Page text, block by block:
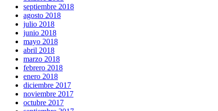
septiembre 2018
agosto 2018
julio 2018
junio 2018
mayo 2018
abril 2018
marzo 2018
febrero 2018
enero 2018
diciembre 2017
noviembre 2017
octubre 2017